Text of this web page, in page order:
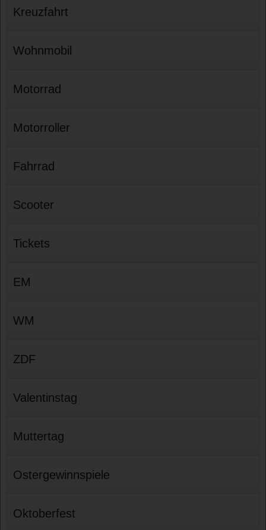
Kreuzfahrt
Wohnmobil
Motorrad
Motorroller
Fahrrad
Scooter
Tickets
EM
WM
ZDF
Valentinstag
Muttertag
Ostergewinnspiele
Oktoberfest